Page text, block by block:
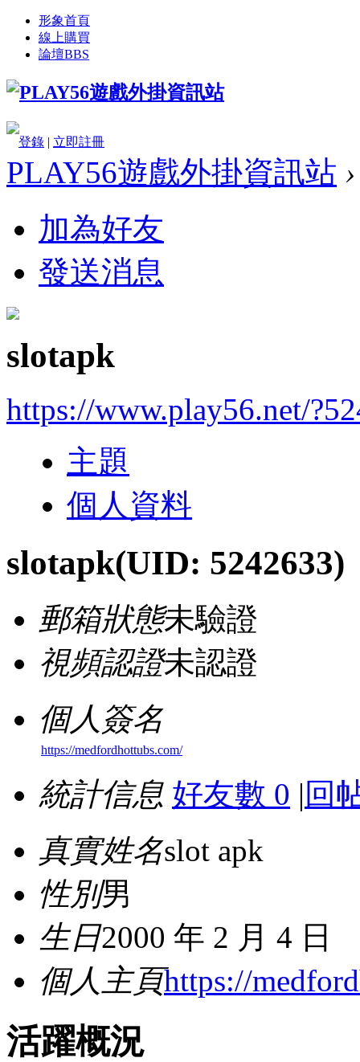
形象首頁
線上購買
論壇BBS
登錄 | 立即註冊
PLAY56遊戲外掛資訊站 ›
加為好友
發送消息
slotapk
https://www.play56.net/
主題
個人資料
slotapk(UID: 5242633)
郵箱狀態未驗證
視頻認證未認證
個人簽名
https://medfordhottubs.com/
統計信息 好友數 0 | 回
真實姓名slot apk
性別男
生日2000 年 2 月 4 日
個人主頁https://
活躍概況